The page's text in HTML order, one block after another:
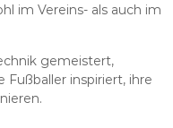
im Vereins- als auch im
gemeistert,
inspiriert, ihre